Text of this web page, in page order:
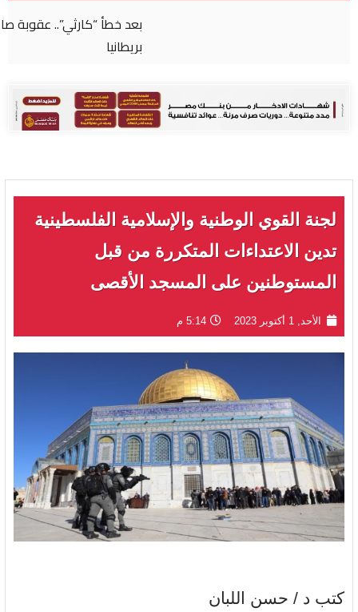
بعد خطأ “كارثي”.. عقوبة صارمة لجراح مصري في
لجنة القوي الوطنية والإسلامية الفلسطينية
تدين الاعتداءات المتكررة من قبل
المستوطنين على المسجد الأقصى
الأحد, 1 أكتوبر 2023 5:14 م
كتب د / حسن اللبان